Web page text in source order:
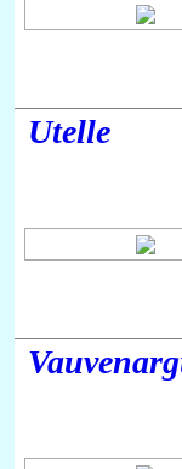
Utelle